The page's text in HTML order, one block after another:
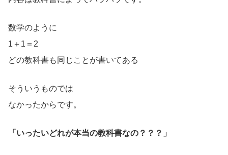
数学のように
1＋1＝2
どの教科書も同じことが書いてある
そういうものでは
なかったからです。
「いったいどれが本当の教科書なの？？？」